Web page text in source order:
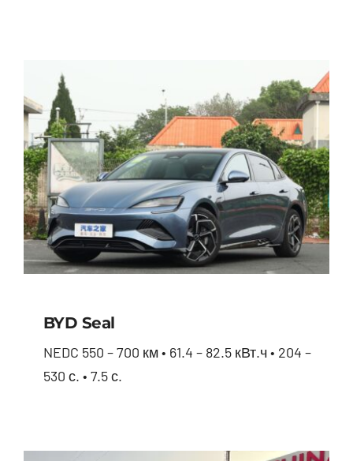
BYD Seal
NEDC 550 – 700 км • 61.4 – 82.5 кВт.ч • 204 –
530 с. • 7.5 с.